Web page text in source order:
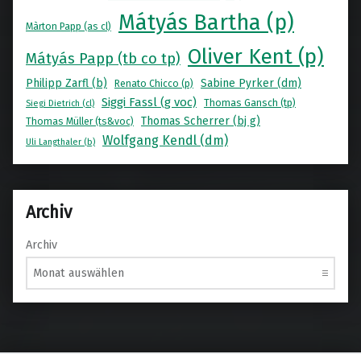
Màrton Papp (as cl) Mátyás Bartha (p)
Mátyás Papp (tb co tp) Oliver Kent (p)
Philipp Zarfl (b) Renato Chicco (p) Sabine Pyrker (dm)
Siegi Dietrich (cl) Siggi Fassl (g voc)
Thomas Gansch (tp)
Thomas Müller (ts&voc)
Thomas Scherrer (bj g)
Uli Langthaler (b) Wolfgang Kendl (dm)
Archiv
Archiv